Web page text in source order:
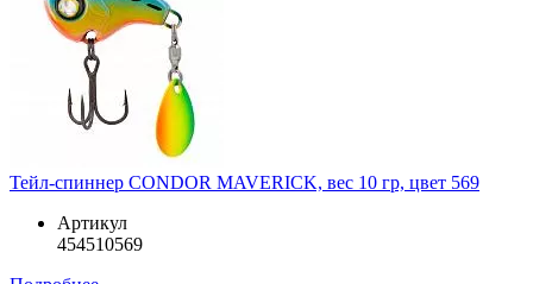
Тейл-спиннер CONDOR MAVERICK, вес 10 гр, цвет 569
Артикул
454510569